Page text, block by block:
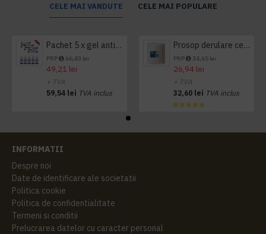
CELE MAI VANDUTE CELE MAI POPULARE
Pachet 5 x gel antibacterian 50ml si 3 x Servetele antibacteriene 48 buc Hygienium
PRP 66,43 lei
49,21 lei
+ TVA
59,54 lei TVA inclus
Prosop derulare centrala 1 pliu, 300 m Tork
PRP 34,65 lei
26,94 lei
+ TVA
32,60 lei TVA inclus
INFORMATII
Despre noi
Date de identificare ale societatii
Politica cookie
Politica de confidentialitate
Termeni si conditii
Prelucrarea datelor cu caracter personal